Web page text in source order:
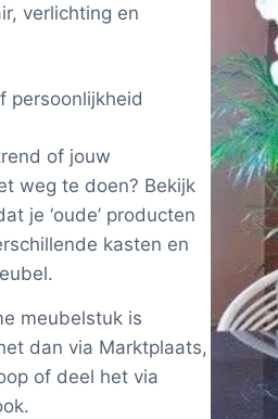
verlichting en
persoonlijkheid
of jouw
weg te doen? Bekijk
je ‘oude’ producten
kasten en
meubelstuk is
dan via Marktplaats,
of deel het via